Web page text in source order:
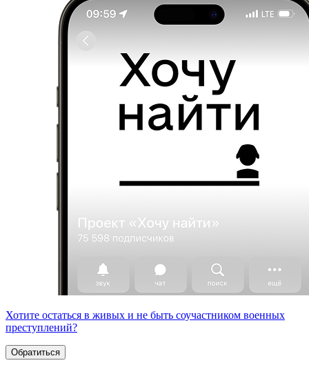
Хотите остаться в живых и не быть соучастником военных
преступлений?
Обратиться